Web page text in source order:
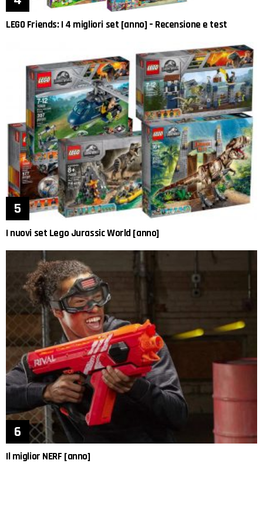
LEGO Friends: I 4 migliori set [anno] – Recensione e test
I nuovi set Lego Jurassic World [anno]
Il miglior NERF [anno]